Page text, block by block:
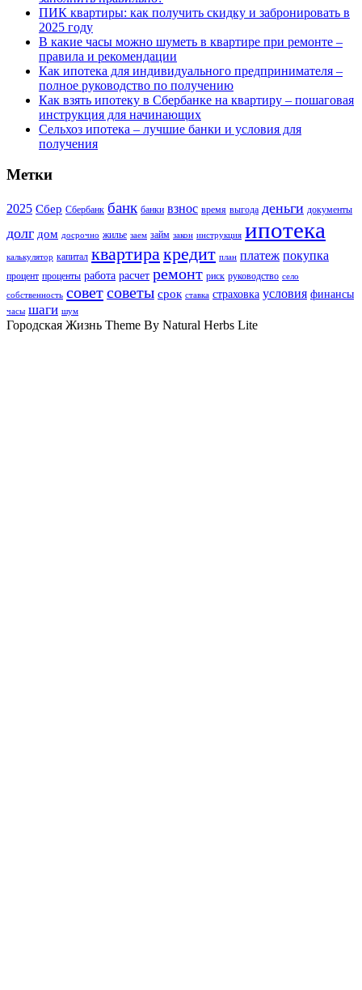
ПИК квартиры: как получить скидку и забронировать в
2025 году
В какие часы можно шуметь в квартире при ремонте –
правила и рекомендации
Как ипотека для индивидуального предпринимателя –
полное руководство по получению
Как взять ипотеку в Сбербанке на квартиру – пошаговая
инструкция для начинающих
Сельхоз ипотека – лучшие банки и условия для
получения
Метки
2025 Сбер Сбербанк банк банки взнос время выгода деньги документы
долг дом досрочно жилье заем займ закон инструкция ипотека
калькулятор капитал квартиракредит план платеж покупка
процент проценты работа расчет ремонт риск руководство село
собственность советсоветы срок ставка страховка условия финансы
часы шаги шум
Городская Жизнь Theme By Natural Herbs Lite